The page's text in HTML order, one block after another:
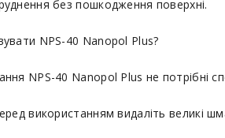
без пошкодження поверхні.
NPS-40 Nanopol Plus?
NPS-40 Nanopol Plus не потрібні
використанням видаліть великі